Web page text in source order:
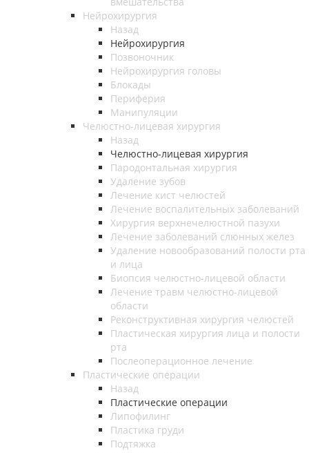
Нейрохирургия
Назад
Нейрохирургия
Позвоночник
Нейрохирургия головы
Блокады
Периферия
Манипуляции
Челюстно-лицевая хирургия
Назад
Челюстно-лицевая хирургия
Пародонтальная хирургия
Удаление зубов
Лечение кист челюстей
Лечение воспалительных заболеваний
Хирургия верхнечелюстной пазухи
Лечение заболеваний слюнных желез
Удаление новообразований полости рта
и лица
Биопсия челюстно-лицевой области
Лечение травм челюстно-лицевой
области
Реконструктивная хирургия челюстей
Пластическая хирургия лица и полости
рта
Послеоперационное лечение
Пластические операции
Назад
Пластические операции
Липофилинг
Пластика груди
Подтяжка